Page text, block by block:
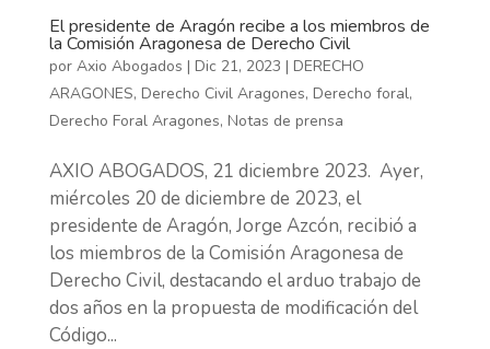
El presidente de Aragón recibe a los miembros de
la Comisión Aragonesa de Derecho Civil
por Axio Abogados | Dic 21, 2023 | DERECHO
ARAGONES, Derecho Civil Aragones, Derecho foral,
Derecho Foral Aragones, Notas de prensa
AXIO ABOGADOS, 21 diciembre 2023. Ayer,
miércoles 20 de diciembre de 2023, el
presidente de Aragón, Jorge Azcón, recibió a
los miembros de la Comisión Aragonesa de
Derecho Civil, destacando el arduo trabajo de
dos años en la propuesta de modificación del
Código...